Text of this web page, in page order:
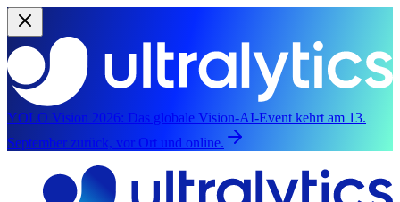
YOLO Vision 2026: Das globale Vision-AI-Event kehrt am 13.
September zurück, vor Ort und online.